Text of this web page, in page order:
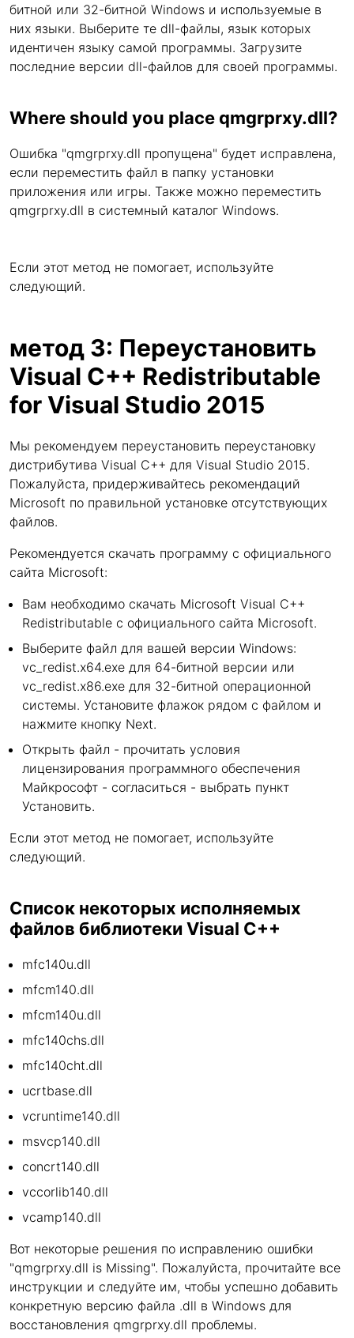
битной или 32-битной Windows и используемые в
них языки. Выберите те dll-файлы, язык которых
идентичен языку самой программы. Загрузите
последние версии dll-файлов для своей программы.
Where should you place qmgrprxy.dll?
Ошибка "qmgrprxy.dll пропущена" будет исправлена,
если переместить файл в папку установки
приложения или игры. Также можно переместить
qmgrprxy.dll в системный каталог Windows.
Если этот метод не помогает, используйте
следующий.
метод 3: Переустановить
Visual C++ Redistributable
for Visual Studio 2015
Мы рекомендуем переустановить переустановку
дистрибутива Visual C++ для Visual Studio 2015.
Пожалуйста, придерживайтесь рекомендаций
Microsoft по правильной установке отсутствующих
файлов.
Рекомендуется скачать программу с официального
сайта Microsoft:
Вам необходимо скачать Microsoft Visual C++
Redistributable с официального сайта Microsoft.
Выберите файл для вашей версии Windows:
vc_redist.x64.exe для 64-битной версии или
vc_redist.x86.exe для 32-битной операционной
системы. Установите флажок рядом с файлом и
нажмите кнопку Next.
Открыть файл - прочитать условия
лицензирования программного обеспечения
Майкрософт - согласиться - выбрать пункт
Установить.
Если этот метод не помогает, используйте
следующий.
Список некоторых исполняемых
файлов библиотеки Visual C++
mfc140u.dll
mfcm140.dll
mfcm140u.dll
mfc140chs.dll
mfc140cht.dll
ucrtbase.dll
vcruntime140.dll
msvcp140.dll
concrt140.dll
vccorlib140.dll
vcamp140.dll
Вот некоторые решения по исправлению ошибки
"qmgrprxy.dll is Missing". Пожалуйста, прочитайте все
инструкции и следуйте им, чтобы успешно добавить
конкретную версию файла .dll в Windows для
восстановления qmgrprxy.dll проблемы.